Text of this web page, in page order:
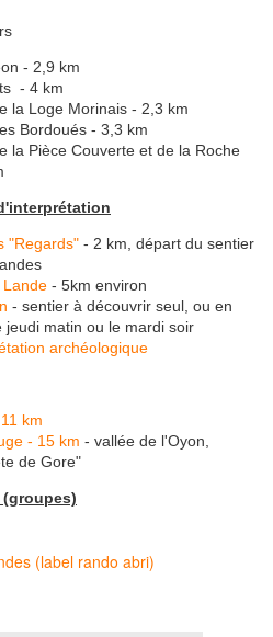
- 2,9 km
- 4 km
la Loge Morinais - 2,3 km
Bordoués - 3,3 km
la Pièce Couverte et de la Roche
"Regards" - 2 km, départ du sentier
- 5km environ
- sentier à découvrir seul, ou en
jeudi matin ou le mardi soir
archéologique
km
- 15 km - vallée de l'Oyon,
de Gore"
(label rando abri)